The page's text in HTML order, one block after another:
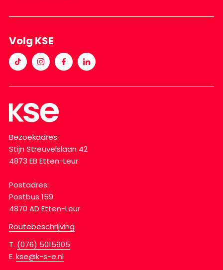
Volg KSE
Bezoekadres:
Stijn Streuvelslaan 42
4873 EB Etten-Leur
Postadres:
Postbus 159
4870 AD Etten-Leur
Routebeschrijving
T. (076) 5015905
E. kse@k-s-e.nl